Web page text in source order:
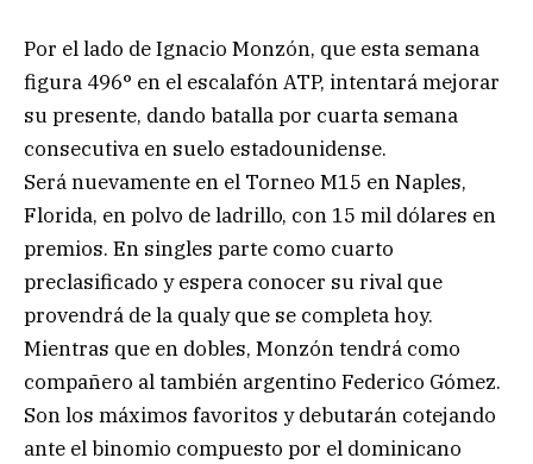
Por el lado de Ignacio Monzón, que esta semana
figura 496° en el escalafón ATP, intentará mejorar
su presente, dando batalla por cuarta semana
consecutiva en suelo estadounidense.
Será nuevamente en el Torneo M15 en Naples,
Florida, en polvo de ladrillo, con 15 mil dólares en
premios. En singles parte como cuarto
preclasificado y espera conocer su rival que
provendrá de la qualy que se completa hoy.
Mientras que en dobles, Monzón tendrá como
compañero al también argentino Federico Gómez.
Son los máximos favoritos y debutarán cotejando
ante el binomio compuesto por el dominicano